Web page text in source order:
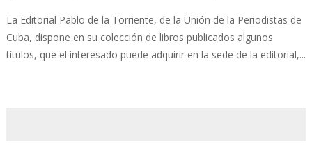
La Editorial Pablo de la Torriente, de la Unión de la Periodistas de
Cuba, dispone en su colección de libros publicados algunos
títulos, que el interesado puede adquirir en la sede de la editorial,...